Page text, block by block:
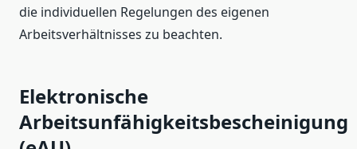
die individuellen Regelungen des eigenen
Arbeitsverhältnisses zu beachten.
Elektronische
Arbeitsunfähigkeitsbescheinigung